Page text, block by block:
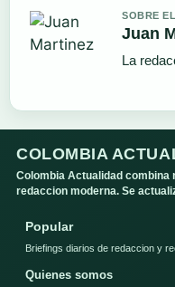
SOBRE
Juan
La
COLOMBIA
Colombia Actualidad combina
redaccion moderna. Se
Popular
Briefings diarios de redaccion y
Quienes somos